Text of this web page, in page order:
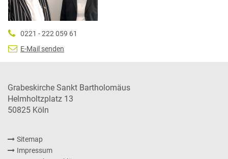
0221 - 222 059 61
E-Mail senden
Grabeskirche Sankt Bartholomäus
Helmholtzplatz 13
50825 Köln
Sitemap
Impressum